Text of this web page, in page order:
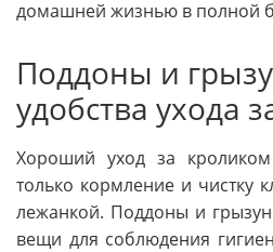
домашней жизнью в полной
Поддоны и
удобства ухода
Хороший уход за
только кормление и чистку
лежанкой. Поддоны и
вещи для соблюдения